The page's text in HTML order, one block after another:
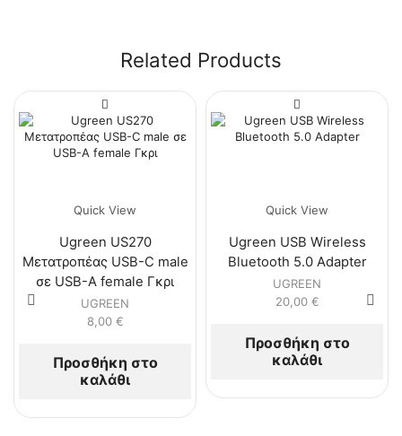
Related Products
Quick View
Ugreen US270
Μετατροπέας USB-C male
σε USB-A female Γκρι
UGREEN
8,00 €
Προσθήκη στο
καλάθι
Quick View
Ugreen USB Wireless
Bluetooth 5.0 Adapter
UGREEN
20,00 €
Προσθήκη στο
καλάθι